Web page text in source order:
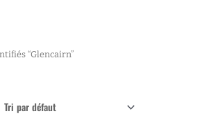
“Glencairn”